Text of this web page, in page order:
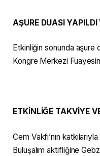
AŞURE DUASI
Etkinliğin sonunda aşure
Kongre Merkezi
ETKİNLİĞE TAKVİYE
Cem Vakfı’nın
Buluşalım aktifliğine